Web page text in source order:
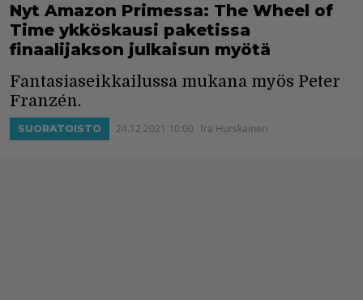
Nyt Amazon Primessa: The Wheel of
Time ykköskausi paketissa
finaalijakson julkaisun myötä
Fantasiaseikkailussa mukana myös Peter
Franzén.
SUORATOISTO 24.12.2021 10:00 Ira Hurskainen